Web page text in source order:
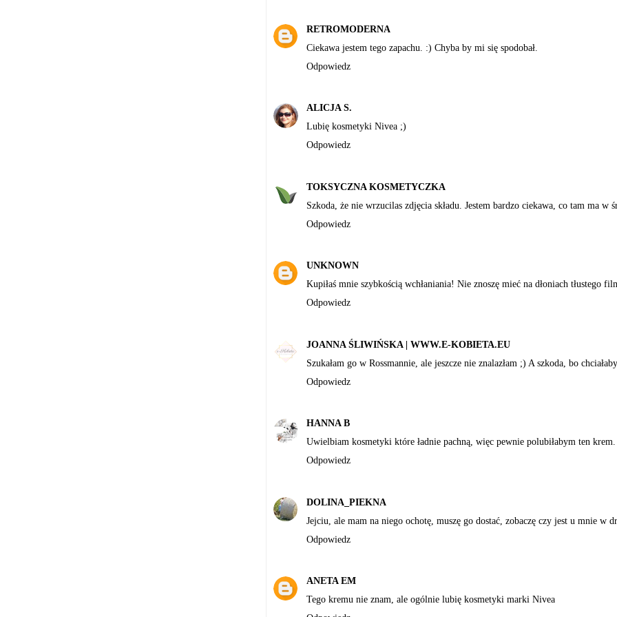
RETROMODERNA
Ciekawa jestem tego zapachu. :) Chyba by mi się spodobał.
Odpowiedz
ALICJA S.
Lubię kosmetyki Nivea ;)
Odpowiedz
TOKSYCZNA KOSMETYCZKA
Szkoda, że nie wrzucilas zdjęcia składu. Jestem bardzo ciekawa, co tam ma w
Odpowiedz
UNKNOWN
Kupiłaś mnie szybkością wchłaniania! Nie znoszę mieć na dłoniach tłustego
Odpowiedz
JOANNA ŚLIWIŃSKA | WWW.E-KOBIETA.EU
Szukałam go w Rossmannie, ale jeszcze nie znalazłam ;) A szkoda, bo
Odpowiedz
HANNA B
Uwielbiam kosmetyki które ładnie pachną, więc pewnie polubiłabym ten
Odpowiedz
DOLINA_PIEKNA
Jejciu, ale mam na niego ochotę, muszę go dostać, zobaczę czy jest u mnie w
Odpowiedz
ANETA EM
Tego kremu nie znam, ale ogólnie lubię kosmetyki marki Nivea